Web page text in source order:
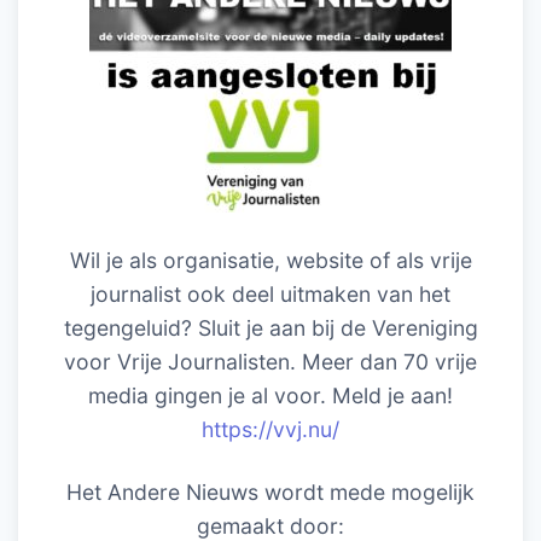
Wil je als organisatie, website of als vrije
journalist ook deel uitmaken van het
tegengeluid? Sluit je aan bij de Vereniging
voor Vrije Journalisten. Meer dan 70 vrije
media gingen je al voor. Meld je aan!
https://vvj.nu/
Het Andere Nieuws wordt mede mogelijk
gemaakt door: